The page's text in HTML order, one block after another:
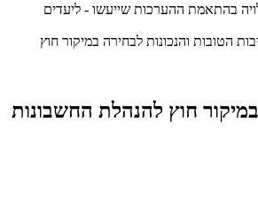
בהתאמת ההערכות שייעשו - ליעדים
הטובות והנכונות לבחירה במיקור חוץ
חוץ להנהלת החשבונות